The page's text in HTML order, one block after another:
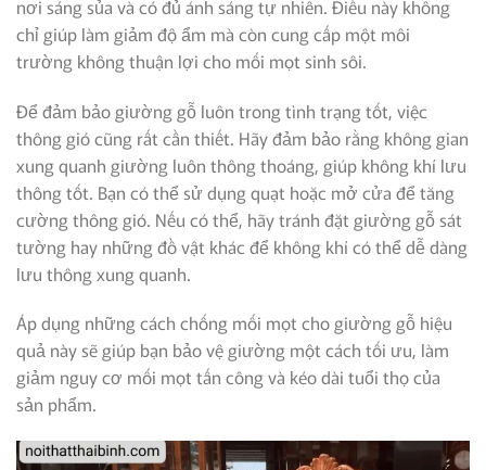
nơi sáng sủa và có đủ ánh sáng tự nhiên. Điều này không
chỉ giúp làm giảm độ ẩm mà còn cung cấp một môi
trường không thuận lợi cho mối mọt sinh sôi.
Để đảm bảo giường gỗ luôn trong tình trạng tốt, việc
thông gió cũng rất cần thiết. Hãy đảm bảo rằng không gian
xung quanh giường luôn thông thoáng, giúp không khí lưu
thông tốt. Bạn có thể sử dụng quạt hoặc mở cửa để tăng
cường thông gió. Nếu có thể, hãy tránh đặt giường gỗ sát
tường hay những đồ vật khác để không khí có thể dễ dàng
lưu thông xung quanh.
Áp dụng những cách chống mối mọt cho giường gỗ hiệu
quả này sẽ giúp bạn bảo vệ giường một cách tối ưu, làm
giảm nguy cơ mối mọt tấn công và kéo dài tuổi thọ của
sản phẩm.